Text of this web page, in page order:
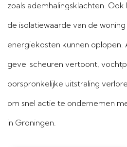
zoals ademhalingsklachten.
de isolatiewaarde van de
energiekosten kunnen oplopen.
gevel scheuren vertoont,
oorspronkelijke uitstraling
om snel actie te ondernemen
in Groningen.